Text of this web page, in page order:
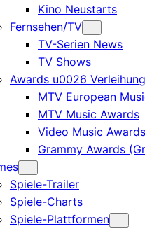
Kino Neustarts
Fernsehen/TV
TV-Serien News
TV Shows
Awards u0026
MTV European
MTV Music Awards
Video Music
Grammy Awards
Spiele-Trailer
Spiele-Charts
Spiele-Plattformen